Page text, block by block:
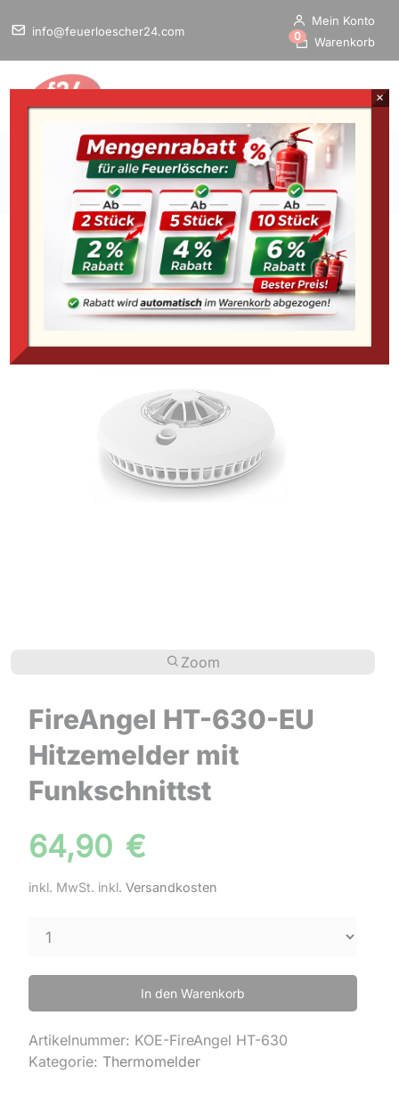
info@feuerloescher24.com
Mein Konto
Warenkorb
0
Startseite»FireAngel HT-630-EU Hitzemelder mit
Funkschnittst
Zoom
FireAngel HT-630-EU
Hitzemelder mit
Funkschnittst
64,90 €
inkl. MwSt. inkl. Versandkosten
In den Warenkorb
Artikelnummer: KOE-FireAngel HT-630
Kategorie: Thermomelder
×